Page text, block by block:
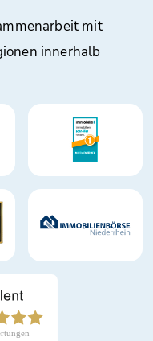
mit
innerhalb